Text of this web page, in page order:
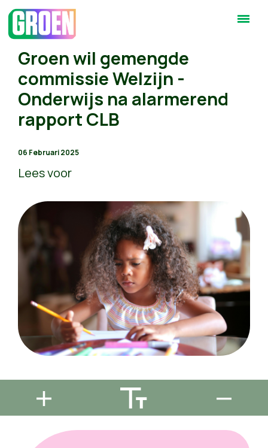
Groen wil gemengde
commissie Welzijn -
Onderwijs na alarmerend
rapport CLB
06 Februari 2025
Lees voor